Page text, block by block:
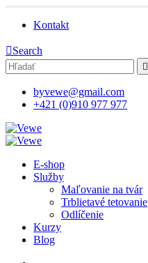
Kontakt
Search
byvewe@gmail.com
+421 (0)910 977 977
E-shop
Služby
Maľovanie na tvár
Trblietavé tetovanie
Odlíčenie
Kurzy
Blog